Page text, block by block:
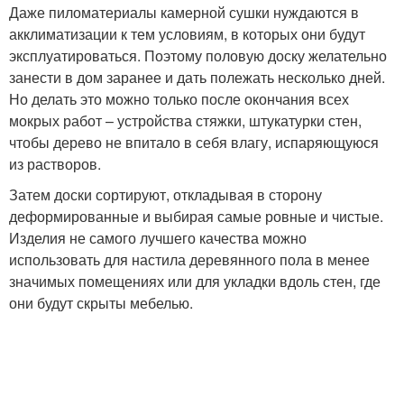
Даже пиломатериалы камерной сушки нуждаются в
акклиматизации к тем условиям, в которых они будут
эксплуатироваться. Поэтому половую доску желательно
занести в дом заранее и дать полежать несколько дней.
Но делать это можно только после окончания всех
мокрых работ – устройства стяжки, штукатурки стен,
чтобы дерево не впитало в себя влагу, испаряющуюся
из растворов.
Затем доски сортируют, откладывая в сторону
деформированные и выбирая самые ровные и чистые.
Изделия не самого лучшего качества можно
использовать для настила деревянного пола в менее
значимых помещениях или для укладки вдоль стен, где
они будут скрыты мебелью.